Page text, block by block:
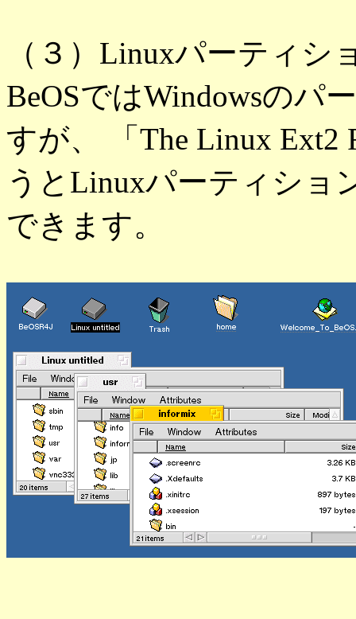
（３）Linuxパーティ
BeOSではWindowsのパ
すが、 「The Linux Ext2
うとLinuxパーティショ
できます。